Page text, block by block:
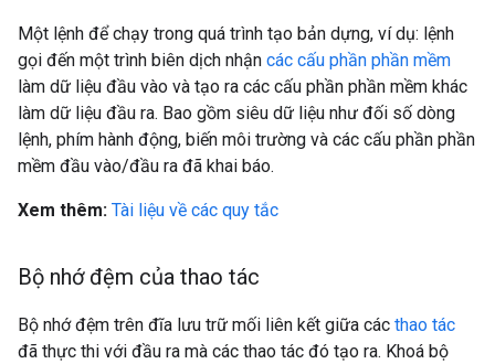
Một lệnh để chạy trong quá trình tạo bản dựng, ví dụ: lệnh
gọi đến một trình biên dịch nhận các cấu phần phần mềm
làm dữ liệu đầu vào và tạo ra các cấu phần phần mềm khác
làm dữ liệu đầu ra. Bao gồm siêu dữ liệu như đối số dòng
lệnh, phím hành động, biến môi trường và các cấu phần phần
mềm đầu vào/đầu ra đã khai báo.
Xem thêm: Tài liệu về các quy tắc
Bộ nhớ đệm của thao tác
Bộ nhớ đệm trên đĩa lưu trữ mối liên kết giữa các thao tác
đã thực thi với đầu ra mà các thao tác đó tạo ra. Khoá bộ